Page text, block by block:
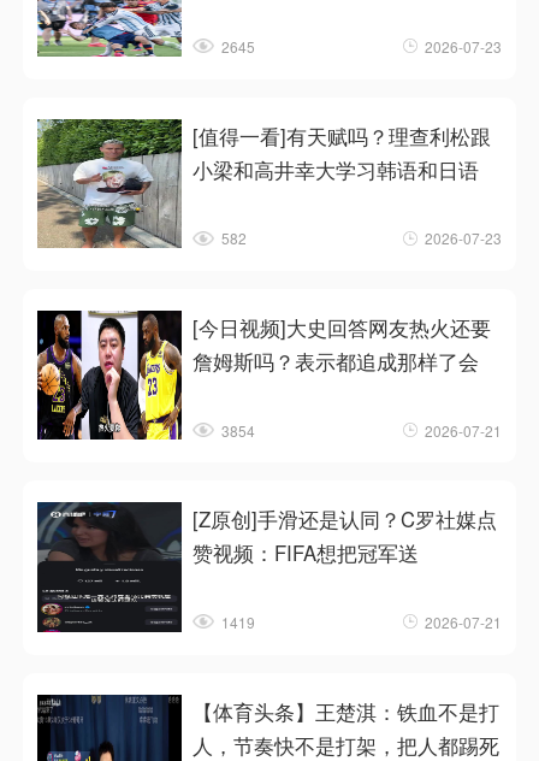
2645 2026-07-23
[值得一看]有天赋吗？理查利松跟
小梁和高井幸大学习韩语和日语
582 2026-07-23
[今日视频]大史回答网友热火还要
詹姆斯吗？表示都追成那样了会
3854 2026-07-21
[Z原创]手滑还是认同？C罗社媒点
赞视频：FIFA想把冠军送
1419 2026-07-21
【体育头条】王楚淇：铁血不是打
人，节奏快不是打架，把人都踢死